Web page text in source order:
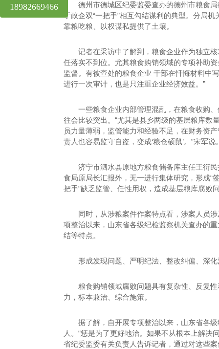
德州市德城区纪委监委查办的德州市粮食
于政企双“一把手”相互勾结谋利的典型。分局
靠粮吃粮、以权谋私提供了土壤。
记者在采访中了解到，粮食企业作为独立
任落实不到位。尤其粮食购销领域的专项补助
监督。有被查处的粮食企业 干部在忏悔材料中
进行一次审计，也是只注重企业经济效益。”
一些粮食企业内部管理混乱，在粮食收购
往会比较突出。“尤其是县乡两级的基层粮库数
员力量薄弱，监管能力和经验不足，在财务资
责人也容易监守自盗，变成‘粮仓硕鼠’。”宋军说
济宁市泗水县原地方粮食储备库主任王衍
食局原局长汇报外，无一进行集体研究，形成“
把手”缺乏监管、任性用权，造成基层粮库腐败
同时，从涉粮案件作案特点看，涉案人员
项整治以来，山东省各级纪检监察机关查办的
结等特点。
形成发现问题、严明纪法、整改纠偏、深
粮食购销领域腐败问题具有复杂性、反复
力，标本兼治、综合施策。
据了解，自开展专项整治以来，山东省各
人。“惩是为了更好地治。如果不从根本上解决
省纪委监委有关负责人告诉记者，通过对这些
18982669466